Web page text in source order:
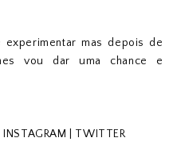
experimentar mas depois de
vou dar uma chance e
|INSTAGRAM TWITTER